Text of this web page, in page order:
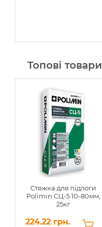
Топові товари
Стяжка для підлоги
Polimin СЦ-5 10-80мм,
25кг
224.22 грн.